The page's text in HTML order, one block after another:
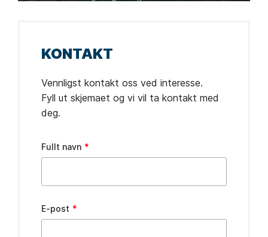
KONTAKT
Vennligst kontakt oss ved interesse.
Fyll ut skjemaet og vi vil ta kontakt med
deg.
this
Fullt navn
E-post